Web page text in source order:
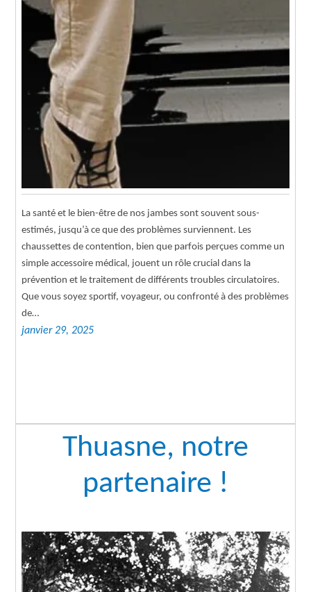
La santé et le bien-être de nos jambes sont souvent sous-
estimés, jusqu’à ce que des problèmes surviennent. Les
chaussettes de contention, bien que parfois perçues comme un
simple accessoire médical, jouent un rôle crucial dans la
prévention et le traitement de différents troubles circulatoires.
Que vous soyez sportif, voyageur, ou confronté à des problèmes
de…
janvier 29, 2025
Thuasne, notre
partenaire !